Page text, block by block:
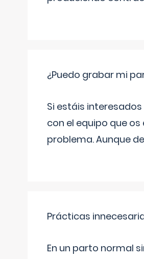
¿Puedo grabar mi
Si estáis
con el equipo que
problema. Aunque
Prácticas
En un parto normal